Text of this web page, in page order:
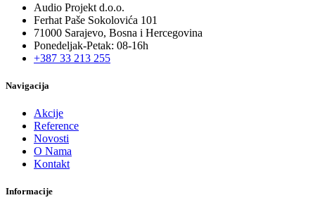
Audio Projekt d.o.o.
Ferhat Paše Sokolovića 101
71000 Sarajevo, Bosna i Hercegovina
Ponedeljak-Petak: 08-16h
+387 33 213 255
Navigacija
Akcije
Reference
Novosti
O Nama
Kontakt
Informacije